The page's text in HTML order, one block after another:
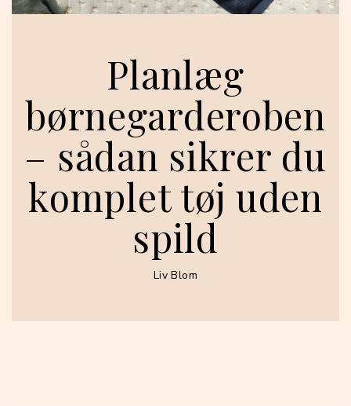
Planlæg
børnegarderoben
– sådan sikrer du
komplet tøj uden
spild
Liv Blom